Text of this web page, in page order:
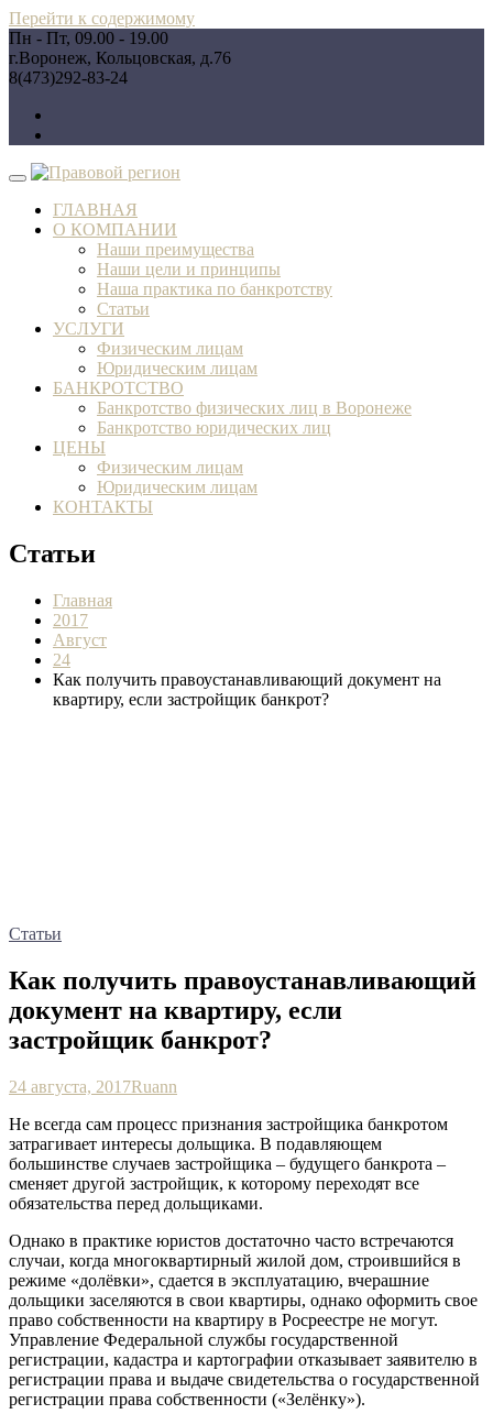
Перейти к содержимому
Пн - Пт, 09.00 - 19.00
г.Воронеж, Кольцовская, д.76
8(473)292-83-24
ГЛАВНАЯ
О КОМПАНИИ
Наши преимущества
Наши цели и принципы
Наша практика по банкротству
Статьи
УСЛУГИ
Физическим лицам
Юридическим лицам
БАНКРОТСТВО
Банкротство физических лиц в Воронеже
Банкротство юридических лиц
ЦЕНЫ
Физическим лицам
Юридическим лицам
КОНТАКТЫ
Статьи
Главная
2017
Август
24
Как получить правоустанавливающий документ на
квартиру, если застройщик банкрот?
Статьи
Как получить правоустанавливающий
документ на квартиру, если
застройщик банкрот?
24 августа, 2017Ruann
Не всегда сам процесс признания застройщика банкротом
затрагивает интересы дольщика. В подавляющем
большинстве случаев застройщика – будущего банкрота –
сменяет другой застройщик, к которому переходят все
обязательства перед дольщиками.
Однако в практике юристов достаточно часто встречаются
случаи, когда многоквартирный жилой дом, строившийся в
режиме «долёвки», сдается в эксплуатацию, вчерашние
дольщики заселяются в свои квартиры, однако оформить свое
право собственности на квартиру в Росреестре не могут.
Управление Федеральной службы государственной
регистрации, кадастра и картографии отказывает заявителю в
регистрации права и выдаче свидетельства о государственной
регистрации права собственности («Зелёнку»).